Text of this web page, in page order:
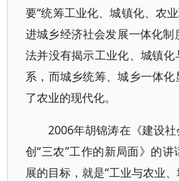
要“统筹工业化、城镇化、农
进城乡经济社会发展一体化制
法并没有揭示工业化、城镇
系，而城乡统筹、城乡一体
了农业的现代化。
2006年胡锦涛在《建设
创“三农”工作的新局面》的
展的目标，就是“工业与农业